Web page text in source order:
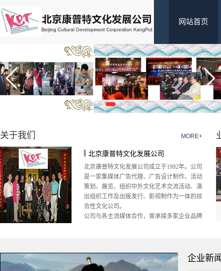
网站首页
关于我们 MORE+
北京康普特文化发展公司
北京康普特文化发展公司成立于1992年。公司
是一家集媒体广告代理、广告设计制作、活动
策划、展览、组织中外文化艺术交流活动、演
出组织工作及出版发行、影视制作为一体的综
合性文化公司。
公司与各主流媒体合作，曾承接多家企业品牌
公司秉承“为人民服务”为宗旨，坚持服务为
本，质量为上，团结合作
企业新